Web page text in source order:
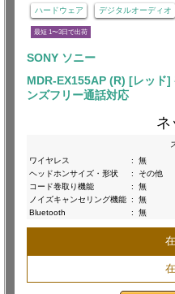
ハードウェア デジタルオーディオ
最短 1〜3日で出荷
SONY ソニー
MDR-EX155AP (R) [レッド
ンズフリー通話対応
ネ
ワイヤレス
:
無
ヘッドホンサイズ・形状
:
その他
コード巻取り機能
:
無
ノイズキャンセリング機能 :
無
Bluetooth
: 無